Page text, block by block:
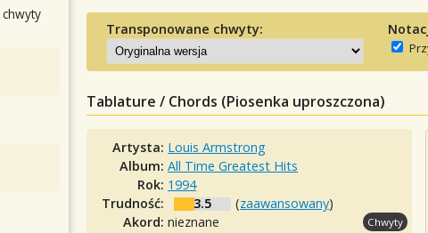
Transponowane chwyty:
Tablature / Chords (Piosenka uproszczona)
Artysta: Louis Armstrong
Album:All Time Greatest Hits
Rok: 1994
Trudność:
3.5 (zaawansowany)
Akord:nieznane Chwyty
chwyty